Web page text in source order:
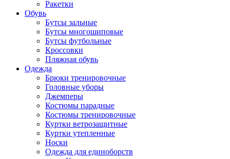
Ракетки
Обувь
Бутсы зальные
Бутсы многошиповые
Бутсы футбольные
Кроссовки
Пляжная обувь
Одежда
Брюки тренировочные
Головные уборы
Джемперы
Костюмы парадные
Костюмы тренировочные
Куртки ветрозащитные
Куртки утепленные
Носки
Одежда для единоборств